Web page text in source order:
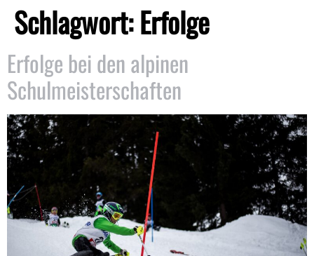
Schlagwort:Erfolge
Erfolge bei den alpinen
Schulmeisterschaften